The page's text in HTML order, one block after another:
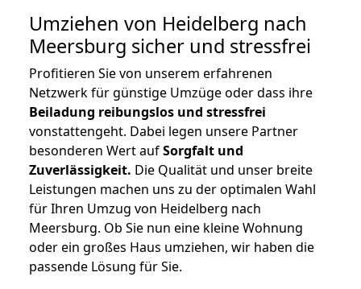
Umziehen von Heidelberg nach
Meersburg sicher und stressfrei
Profitieren Sie von unserem erfahrenen
Netzwerk für günstige Umzüge oder dass ihre
Beiladung reibungslos und stressfrei
vonstattengeht. Dabei legen unsere Partner
besonderen Wert aufSorgfalt und
Zuverlässigkeit. Die Qualität und unser breite
Leistungen machen uns zu der optimalen Wahl
für Ihren Umzug von Heidelberg nach
Meersburg. Ob Sie nun eine kleine Wohnung
oder ein großes Haus umziehen, wir haben die
passende Lösung für Sie.